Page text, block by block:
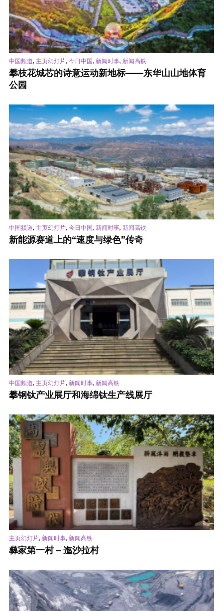
中国频道, 主页幻灯片, 今日中国, 新闻时事, 新闻高铁
攀枝花城芯的诗意运动新地标——东华山山地体育
公园
中国频道, 主页幻灯片, 今日中国, 新闻时事, 新闻高铁
新能源赛道上的“速度与绿色”传奇
中国频道, 主页幻灯片, 新闻时事, 新闻高铁
攀钢钛产业展厅和海绵钛生产线展厅
主页幻灯片, 新闻时事, 新闻高铁
彝家第一村 – 迤沙拉村